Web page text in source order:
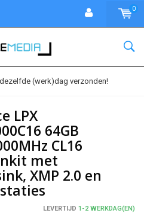
0
(werk)dag verzonden!
LPX
64GB
CL16
met
XMP 2.0 en
LEVERTIJD 1-2 WERKDAG(EN)